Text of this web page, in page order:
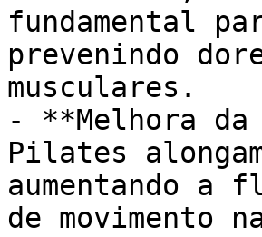
fundamental
prevenindo
musculares.
- **Melhora
Pilates
aumentando
de movimento